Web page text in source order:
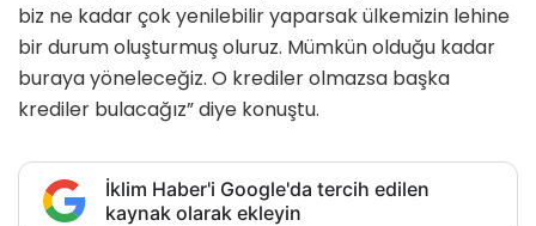
biz ne kadar çok yenilebilir yaparsak ülkemizin lehine
bir durum oluşturmuş oluruz. Mümkün olduğu kadar
buraya yöneleceğiz. O krediler olmazsa başka
krediler bulacağız” diye konuştu.
İklim Haber'i Google'da tercih edilen
kaynak olarak ekleyin